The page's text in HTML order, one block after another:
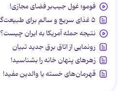
فومو؛ غول جیب‌بر فضای مجازی!
۵ غذای سریع و سالم برای طبیعت‌گردی
نتیجه حمله آمریکا به ایران چیست؟
رونمایی از اتاق برق جدید تبیان
زهرهای پنهان خانه را بشناسید!
قهرمان‌های خسته یا والدین مفید!